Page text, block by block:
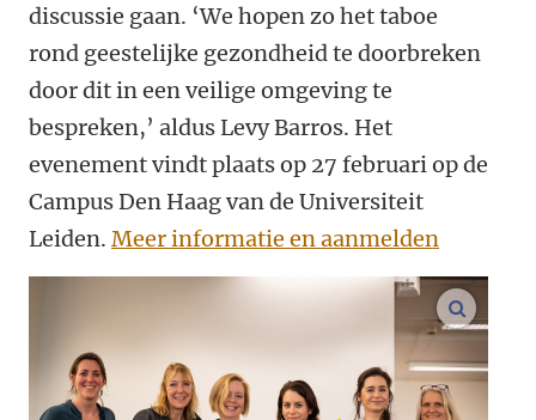
discussie gaan. ‘We hopen zo het taboe
rond geestelijke gezondheid te doorbreken
door dit in een veilige omgeving te
bespreken,’ aldus Levy Barros. Het
evenement vindt plaats op 27 februari op de
Campus Den Haag van de Universiteit
Leiden. Meer informatie en aanmelden